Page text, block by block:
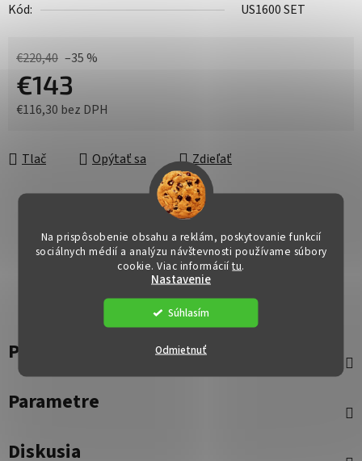
Na prispôsobenie obsahu a reklám, poskytovanie funkcií
sociálnych médií a analýzu návštevnosti používame súbory
cookie. Viac informáciítu.
Nastavenie
Odmietnuť
Súhlasím
Kód:
US1600 SET
€220,40 –35 %
€143
€116,30 bez DPH
Tlač
Opýtať sa Zdieľať
Popis
Parametre
Diskusia